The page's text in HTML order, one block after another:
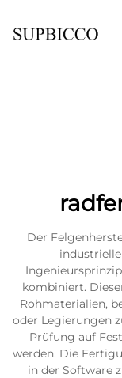
Der
kombiniert.
Rohmaterialien,
oder Legierungen
Prüfung auf
werden. Die
in der Software